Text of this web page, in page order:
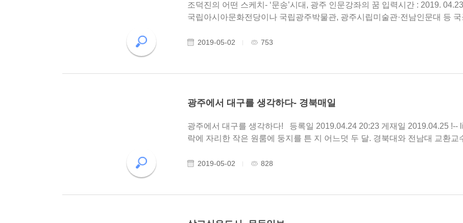
조덕진의 어떤 스케치- ‘문송’시대, 광주 인문강좌의 꿈 입력시간 : 2019. 04.23. 00:00 광주가 인문 향으로 넘실거린다.
국립아시아문화전당이나 국립광주박물관, 광주시립미술관·전남인문대 등
2019-05-02 753
광주에서 대구를 생각하다- 경북매일
광주에서 대구를 생각하다! 등록일 2019.04.24 20:23 게재일 2019.04.25 !-- li/li -- 김규종 경북대 교수·노문학 무등산 자
락에 자리한 작은 원룸에 둥지를 튼 지 어느덧 두 달. 경북대와 전남대 교환교
2019-05-02 828